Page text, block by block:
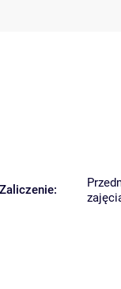
Zaliczenie: